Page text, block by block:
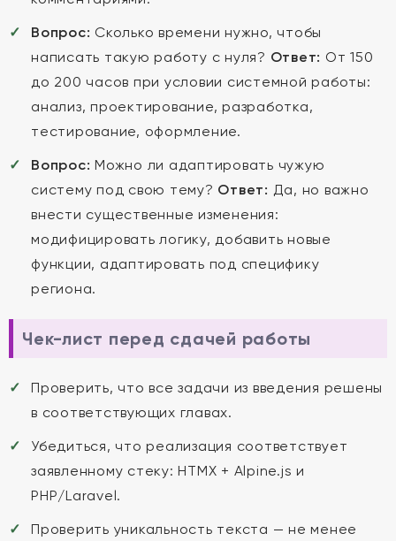
Вопрос: Сколько времени нужно, чтобы
написать такую работу с нуля? Ответ: От 150
до 200 часов при условии системной работы:
анализ, проектирование, разработка,
тестирование, оформление.
Вопрос: Можно ли адаптировать чужую
систему под свою тему? Ответ: Да, но важно
внести существенные изменения:
модифицировать логику, добавить новые
функции, адаптировать под специфику
региона.
Чек-лист перед сдачей работы
Проверить, что все задачи из введения решены
в соответствующих главах.
Убедиться, что реализация соответствует
заявленному стеку: HTMX + Alpine.js и
PHP/Laravel.
Проверить уникальность текста — не менее